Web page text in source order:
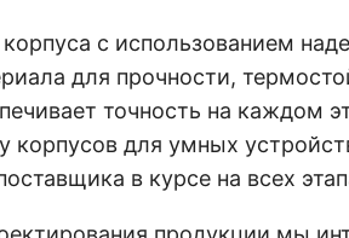
с использованием
для прочности,
точность на каждом
корпусов для умных
в курсе на всех